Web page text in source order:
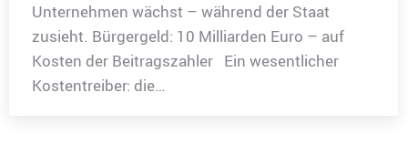
Unternehmen wächst – während der Staat
zusieht. Bürgergeld: 10 Milliarden Euro – auf
Kosten der Beitragszahler Ein wesentlicher
Kostentreiber: die…